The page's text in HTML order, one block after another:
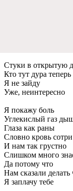
Стуки в открытую
Кто тут дура теперь
Я не зайду
Уже, неинтересно
Я покажу боль
Углекислый газ
Глаза как раны
Словно кровь
И нам так грустно
Слишком много
Да потому что
Нам сказали делать
Я заплачу тебе